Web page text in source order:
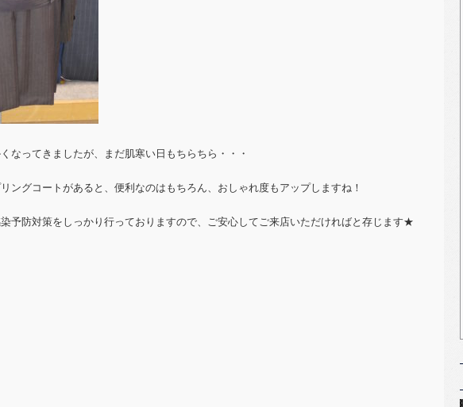
なってきましたが、まだ肌寒い日もちらちら・・・
ングコートがあると、便利なのはもちろん、おしゃれ度もアップしますね！
予防対策をしっかり行っておりますので、ご安心してご来店いただければと存じます★